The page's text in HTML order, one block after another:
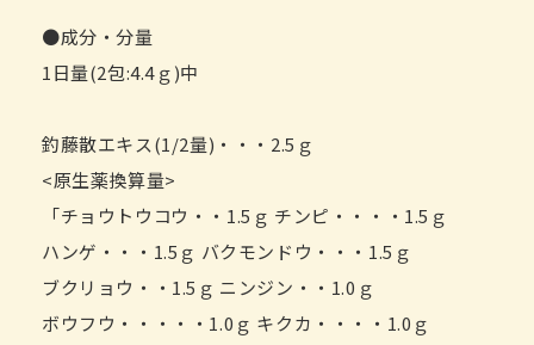
●成分・分量
1日量(2包:4.4ｇ)中
釣藤散エキス(1/2量)・・・2.5ｇ
<原生薬換算量>
「チョウトウコウ・・1.5ｇ チンピ・・・・1.5ｇ
ハンゲ・・・1.5ｇ バクモンドウ・・・1.5ｇ
ブクリョウ・・1.5ｇ ニンジン・・1.0ｇ
ボウフウ・・・・・1.0ｇ キクカ・・・・1.0ｇ